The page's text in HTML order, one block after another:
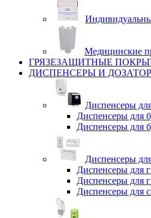
Медицинские
ГРЯЗЕЗАЩИТНЫЕ
ДИСПЕНСЕРЫ И
Диспенсеры
Диспенсеры для
Диспенсеры для
Диспенсеры
Диспенсеры для
Диспенсеры для
Диспенсеры для